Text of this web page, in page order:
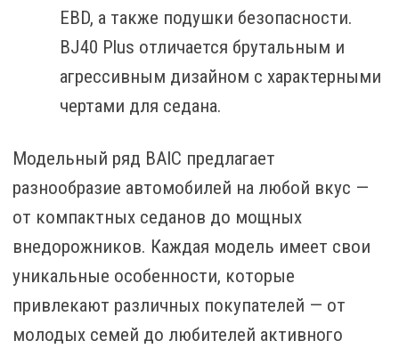
EBD, а также подушки безопасности.
BJ40 Plus отличается брутальным и
агрессивным дизайном с характерными
чертами для седана.
Модельный ряд BAIC предлагает
разнообразие автомобилей на любой вкус —
от компактных седанов до мощных
внедорожников. Каждая модель имеет свои
уникальные особенности, которые
привлекают различных покупателей — от
молодых семей до любителей активного